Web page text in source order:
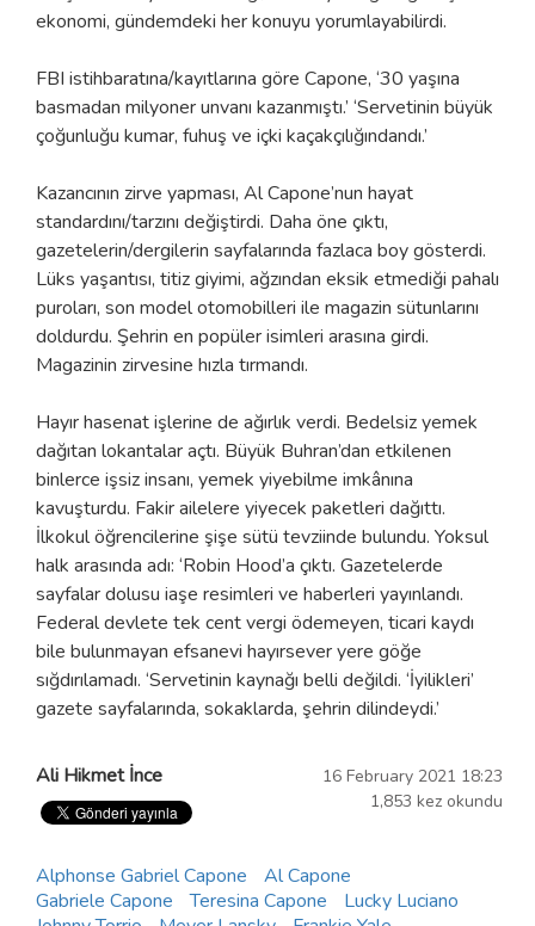
ekonomi, gündemdeki her konuyu yorumlayabilirdi.
FBI istihbaratına/kayıtlarına göre Capone, ‘30 yaşına
basmadan milyoner unvanı kazanmıştı.’ ‘Servetinin büyük
çoğunluğu kumar, fuhuş ve içki kaçakçılığındandı.’
Kazancının zirve yapması, Al Capone’nun hayat
standardını/tarzını değiştirdi. Daha öne çıktı,
gazetelerin/dergilerin sayfalarında fazlaca boy gösterdi.
Lüks yaşantısı, titiz giyimi, ağzından eksik etmediği pahalı
puroları, son model otomobilleri ile magazin sütunlarını
doldurdu. Şehrin en popüler isimleri arasına girdi.
Magazinin zirvesine hızla tırmandı.
Hayır hasenat işlerine de ağırlık verdi. Bedelsiz yemek
dağıtan lokantalar açtı. Büyük Buhran’dan etkilenen
binlerce işsiz insanı, yemek yiyebilme imkânına
kavuşturdu. Fakir ailelere yiyecek paketleri dağıttı.
İlkokul öğrencilerine şişe sütü tevziinde bulundu. Yoksul
halk arasında adı: ‘Robin Hood’a çıktı. Gazetelerde
sayfalar dolusu iaşe resimleri ve haberleri yayınlandı.
Federal devlete tek cent vergi ödemeyen, ticari kaydı
bile bulunmayan efsanevi hayırsever yere göğe
sığdırılamadı. ‘Servetinin kaynağı belli değildi. ‘İyilikleri’
gazete sayfalarında, sokaklarda, şehrin dilindeydi.’
16 February 2021 18:23
1,853 kez okundu
Ali Hikmet İnce
Alphonse Gabriel Capone
Al Capone
Gabriele Capone
Teresina Capone
Lucky Luciano